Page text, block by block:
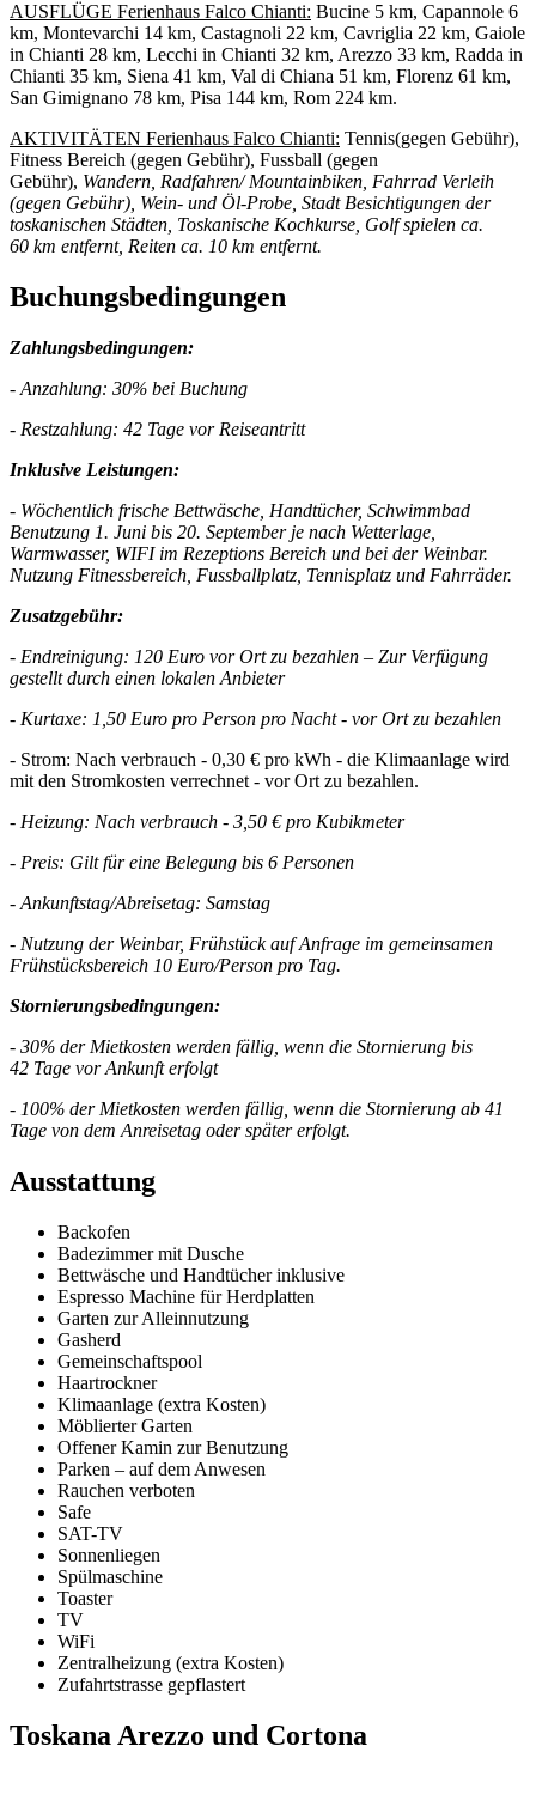
AUSFLÜGE Ferienhaus Falco Chianti: Bucine 5 km, Capannole 6
km, Montevarchi 14 km, Castagnoli 22 km, Cavriglia 22 km, Gaiole
in Chianti 28 km, Lecchi in Chianti 32 km, Arezzo 33 km, Radda in
Chianti 35 km, Siena 41 km, Val di Chiana 51 km, Florenz 61 km,
San Gimignano 78 km, Pisa 144 km, Rom 224 km.
AKTIVITÄTEN Ferienhaus Falco Chianti: Tennis(gegen Gebühr),
Fitness Bereich (gegen Gebühr), Fussball (gegen
Gebühr), Wandern, Radfahren/ Mountainbiken, Fahrrad Verleih
(gegen Gebühr), Wein- und Öl-Probe, Stadt Besichtigungen der
toskanischen Städten, Toskanische Kochkurse, Golf spielen ca.
60 km entfernt, Reiten ca. 10 km entfernt.
Buchungsbedingungen
Zahlungsbedingungen:
- Anzahlung: 30% bei Buchung
- Restzahlung: 42 Tage vor Reiseantritt
Inklusive Leistungen:
- Wöchentlich frische Bettwäsche, Handtücher, Schwimmbad
Benutzung 1. Juni bis 20. September je nach Wetterlage,
Warmwasser, WIFI im Rezeptions Bereich und bei der Weinbar.
Nutzung Fitnessbereich, Fussballplatz, Tennisplatz und Fahrräder.
Zusatzgebühr:
- Endreinigung: 120 Euro vor Ort zu bezahlen – Zur Verfügung
gestellt durch einen lokalen Anbieter
- Kurtaxe: 1,50 Euro pro Person pro Nacht - vor Ort zu bezahlen
- Strom: Nach verbrauch - 0,30 € pro kWh - die Klimaanlage wird
mit den Stromkosten verrechnet - vor Ort zu bezahlen.
- Heizung: Nach verbrauch - 3,50 € pro Kubikmeter
- Preis: Gilt für eine Belegung bis 6 Personen
- Ankunftstag/Abreisetag: Samstag
- Nutzung der Weinbar, Frühstück auf Anfrage im gemeinsamen
Frühstücksbereich 10 Euro/Person pro Tag.
Stornierungsbedingungen:
- 30% der Mietkosten werden fällig, wenn die Stornierung bis
42 Tage vor Ankunft erfolgt
- 100% der Mietkosten werden fällig, wenn die Stornierung ab 41
Tage von dem Anreisetag oder später erfolgt.
Ausstattung
Backofen
Badezimmer mit Dusche
Bettwäsche und Handtücher inklusive
Espresso Machine für Herdplatten
Garten zur Alleinnutzung
Gasherd
Gemeinschaftspool
Haartrockner
Klimaanlage (extra Kosten)
Möblierter Garten
Offener Kamin zur Benutzung
Parken – auf dem Anwesen
Rauchen verboten
Safe
SAT-TV
Sonnenliegen
Spülmaschine
Toaster
TV
WiFi
Zentralheizung (extra Kosten)
Zufahrtstrasse gepflastert
Toskana Arezzo und Cortona